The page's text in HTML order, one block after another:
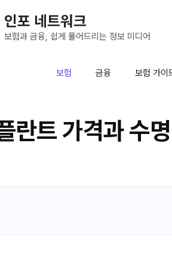
인포 네트워크
보험과 금융, 쉽게 풀어드리는 정보 미디어
보험 금융 보험 가이
란트 가격과 수